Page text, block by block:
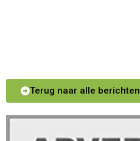
Terug naar alle berichten